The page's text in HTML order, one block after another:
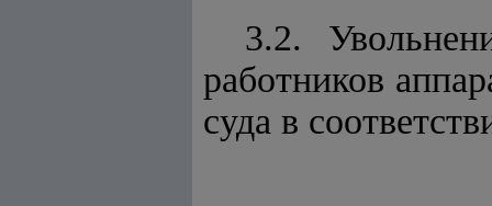
3.2.
работников
суда в